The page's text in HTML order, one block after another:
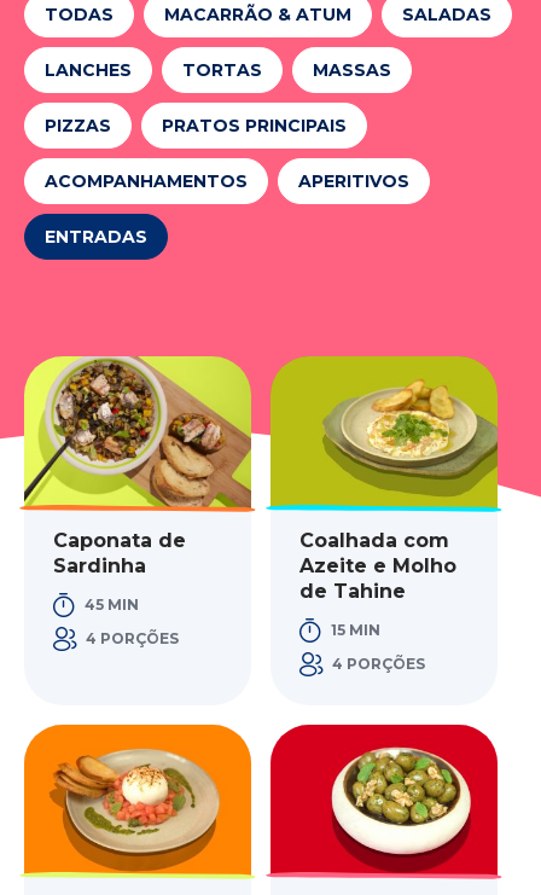
TODAS MACARRÃO & ATUM SALADAS
LANCHES TORTAS MASSAS
PIZZAS PRATOS PRINCIPAIS
ACOMPANHAMENTOS APERITIVOS
ENTRADAS
Caponata de
Sardinha
45 MIN
4 PORÇÕES
Coalhada com
Azeite e Molho
de Tahine
15 MIN
4 PORÇÕES